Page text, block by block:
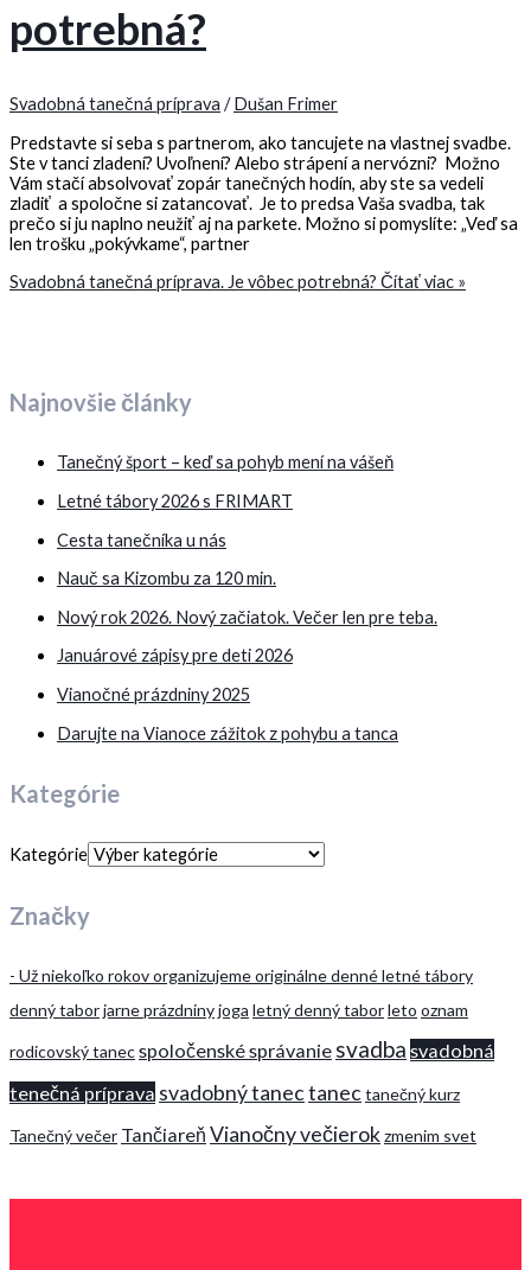
potrebná?
Svadobná tanečná príprava /Dušan Frimer
Predstavte si seba s partnerom, ako tancujete na vlastnej svadbe.
Ste v tanci zladení? Uvoľnení? Alebo strápení a nervózni? Možno
Vám stačí absolvovať zopár tanečných hodín, aby ste sa vedeli
zladiť a spoločne si zatancovať. Je to predsa Vaša svadba, tak
prečo si ju naplno neužiť aj na parkete. Možno si pomyslíte: „Veď sa
len trošku „pokývkame“, partner
Svadobná tanečná príprava. Je vôbec potrebná? Čítať viac »
Najnovšie články
Tanečný šport – keď sa pohyb mení na vášeň
Letné tábory 2026 s FRIMART
Cesta tanečníka u nás
Nauč sa Kizombu za 120 min.
Nový rok 2026. Nový začiatok. Večer len pre teba.
Januárové zápisy pre deti 2026
Vianočné prázdniny 2025
Darujte na Vianoce zážitok z pohybu a tanca
Kategórie
Kategórie
Značky
- Už niekoľko rokov organizujeme originálne denné letné tábory
denný taborjarne prázdninyjoga letný denný taborleto oznam
rodicovský tanecspoločenské správanie svadba svadobná
tenečná príprava svadobný tanectanec tanečný kurz
Tanečný večer Tančiareň Vianočny večierokzmenim svet